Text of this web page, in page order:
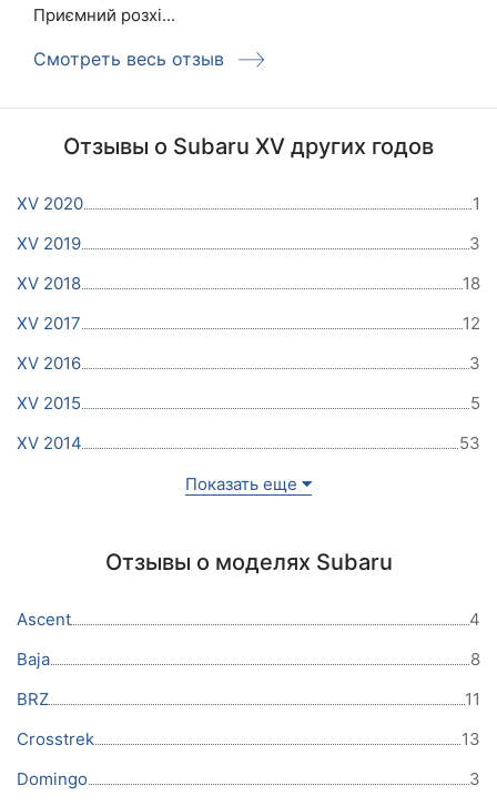
Приємний розхі...
Смотреть весь отзыв
Отзывы о Subaru XV других годов
XV 2020
1
XV 2019
3
XV 2018
18
XV 2017
12
XV 2016
3
XV 2015
5
XV 2014
53
Показать еще
Отзывы о моделях Subaru
Ascent
4
Baja
8
BRZ
11
Crosstrek
13
Domingo
3